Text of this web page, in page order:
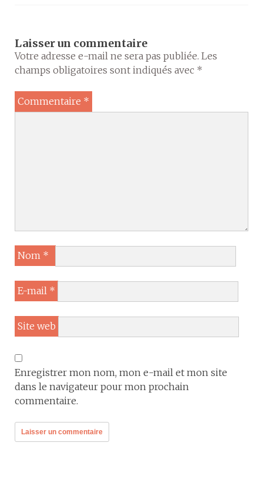
Laisser un commentaire
Votre adresse e-mail ne sera pas publiée. Les
champs obligatoires sont indiqués avec *
Commentaire *
Nom *
E-mail *
Site web
Enregistrer mon nom, mon e-mail et mon site
dans le navigateur pour mon prochain
commentaire.